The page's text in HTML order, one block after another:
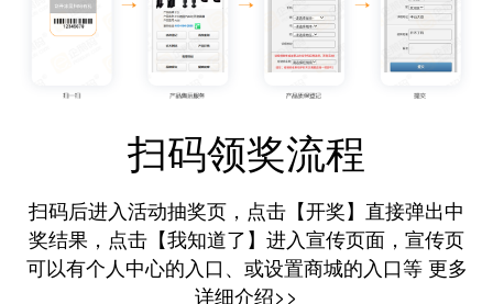
扫码领奖流程
扫码后进入活动抽奖页，点击【开奖】直接弹出中
奖结果，点击【我知道了】进入宣传页面，宣传页
可以有个人中心的入口、或设置商城的入口等 更多
详细介绍>>